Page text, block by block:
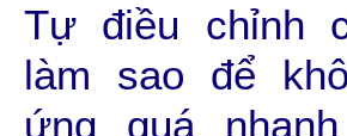
Tự điều chỉnh
làm sao để
ứng quá